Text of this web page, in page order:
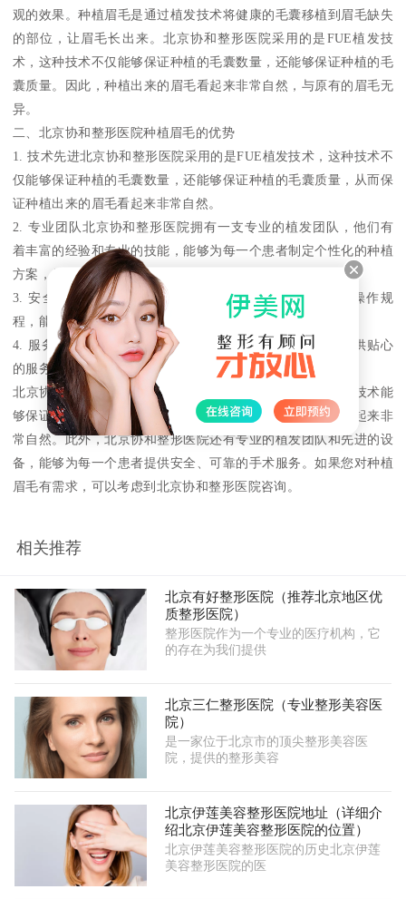
观的效果。种植眉毛是通过植发技术将健康的毛囊移植到眉毛缺失
的部位，让眉毛长出来。北京协和整形医院采用的是FUE植发技
术，这种技术不仅能够保证种植的毛囊数量，还能够保证种植的毛
囊质量。因此，种植出来的眉毛看起来非常自然，与原有的眉毛无
异。
二、北京协和整形医院种植眉毛的优势
1. 技术先进北京协和整形医院采用的是FUE植发技术，这种技术不
仅能够保证种植的毛囊数量，还能够保证种植的毛囊质量，从而保
证种植出来的眉毛看起来非常自然。
2. 专业团队北京协和整形医院拥有一支专业的植发团队，他们有
着丰富的经验和专业的技能，能够为每一个患者制定个性化的种植
方案，保证种植的效果和质量。
3. 安全可靠北京协和整形医院拥有先进的设备和严格的操作规
程，能够保证手术的安全和可靠性。
4. 服务周到北京协和整形医院注重患者的体验和感受，提供贴心
的服务，让患者感受到温暖和关怀。
北京协和整形医院种植眉毛的效果非常好，采用的FUE植发技术能
够保证种植的毛囊数量和质量，从而保证种植出来的眉毛看起来非
常自然。此外，北京协和整形医院还有专业的植发团队和先进的设
备，能够为每一个患者提供安全、可靠的手术服务。如果您对种植
眉毛有需求，可以考虑到北京协和整形医院咨询。
相关推荐
北京有好整形医院（推荐北京地区优
质整形医院）
整形医院作为一个专业的医疗机构，它
的存在为我们提供
北京三仁整形医院（专业整形美容医
院）
是一家位于北京市的顶尖整形美容医
院，提供的整形美容
北京伊莲美容整形医院地址（详细介
绍北京伊莲美容整形医院的位置）
北京伊莲美容整形医院的历史北京伊莲
美容整形医院的医